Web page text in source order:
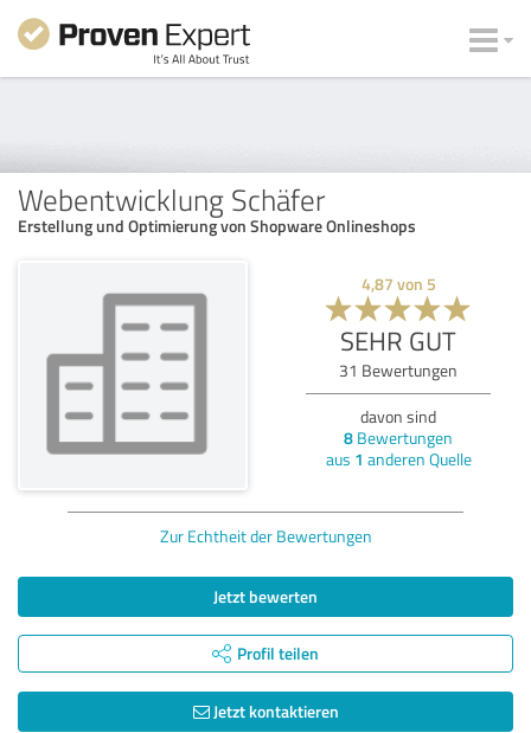
Webentwicklung Schäfer
Erstellung und Optimierung von Shopware Onlineshops
4,87 von 5
SEHR GUT
31 Bewertungen
davon sind
8 Bewertungen
aus 1 anderen Quelle
Zur Echtheit der Bewertungen
Jetzt bewerten
Profil teilen
Jetzt kontaktieren